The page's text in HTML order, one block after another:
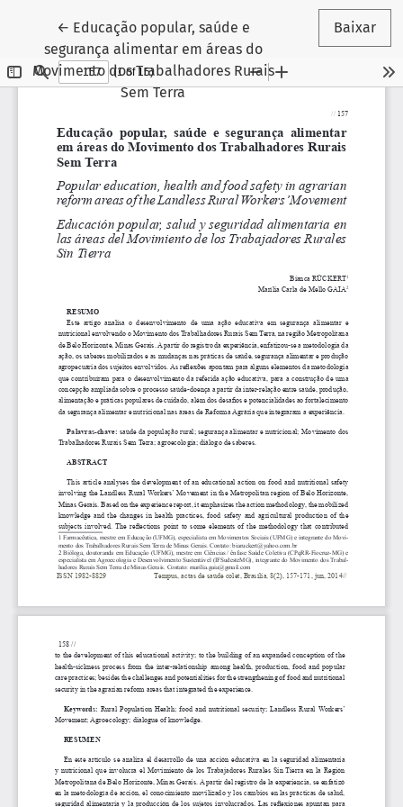
← Voltar aos Detalhes do Artigo
Educação popular, saúde e
segurança alimentar em áreas do
Movimento dos Trabalhadores Rurais
Sem Terra
Baixar